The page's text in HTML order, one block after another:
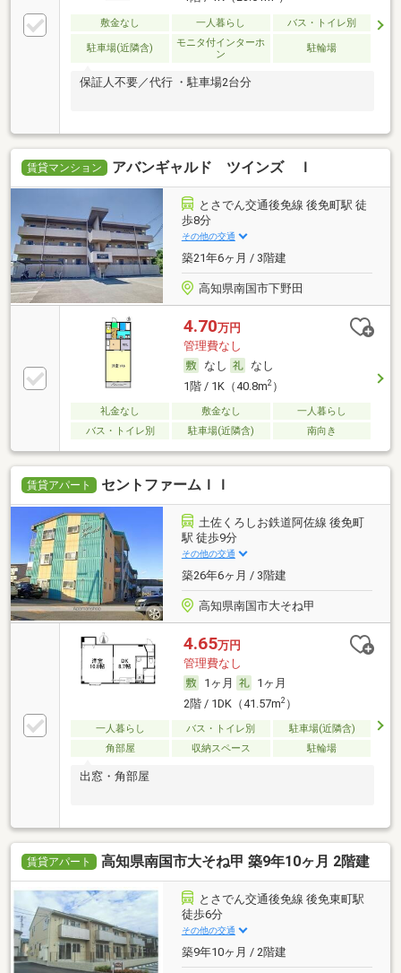
敷金なし 一人暮らし バス・トイレ別
駐車場(近隣含)
モニタ付インターホ
ン
駐輪場
保証人不要／代行 ・駐車場2台分
賃貸マンション アバンギャルド ツインズ Ｉ
とさでん交通後免線 後免町駅 徒
歩8分
その他の交通
築21年6ヶ月 / 3階建
高知県南国市下野田
4.70万円
管理費なし
なし
なし
1階 / 1K（40.8m2）
礼金なし 敷金なし
一人暮らし
バス・トイレ別
駐車場(近隣含) 南向き
賃貸アパート セントファームＩＩ
土佐くろしお鉄道阿佐線 後免町
駅 徒歩9分
その他の交通
築26年6ヶ月 / 3階建
高知県南国市大そね甲
4.65万円
管理費なし
1ヶ月
1ヶ月
2階 / 1DK（41.57m2）
一人暮らし バス・トイレ別
駐車場(近隣含)
角部屋
収納スペース 駐輪場
出窓・角部屋
賃貸アパート 高知県南国市大そね甲 築9年10ヶ月 2階建
とさでん交通後免線 後免東町駅
徒歩6分
その他の交通
築9年10ヶ月 / 2階建